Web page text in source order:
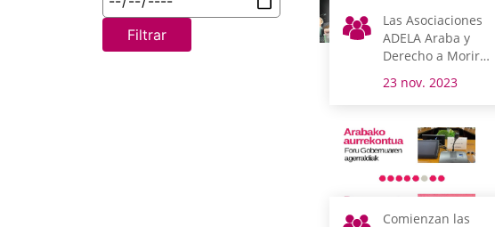
Filtrar
Las Asociaciones
ADELA Araba y
Derecho a Morir
comparten en
sus realidades
23 nov. 2023
Comienzan las